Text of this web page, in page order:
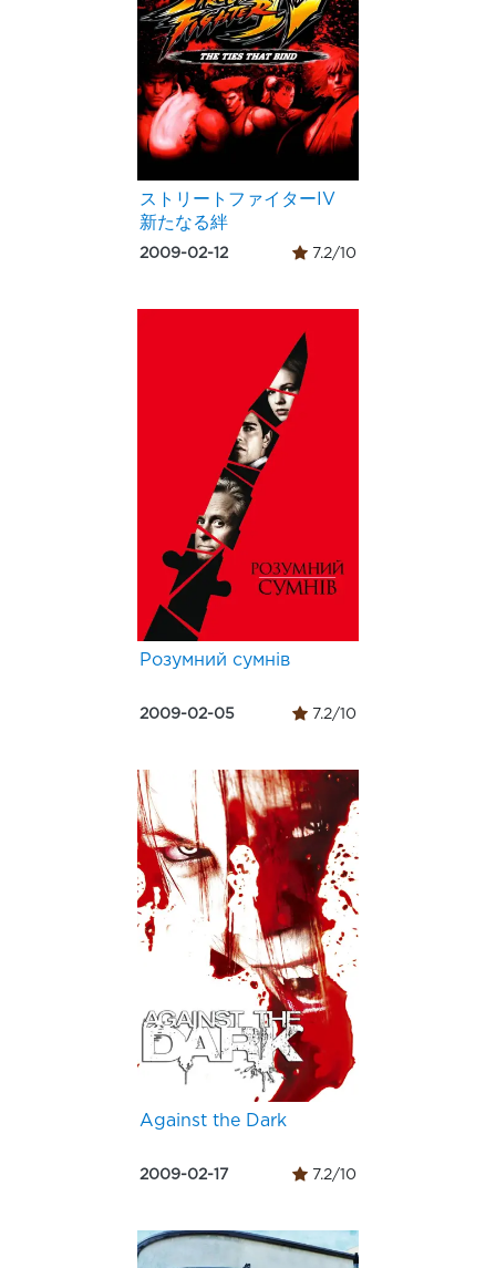
ストリートファイターIV
新たなる絆
2009-02-12 7.2/10
Розумний сумнів
2009-02-05 7.2/10
Against the Dark
2009-02-17 7.2/10